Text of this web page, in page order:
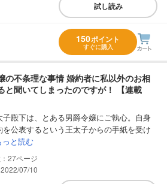
試し読み
150ポイント
すぐに購入
の不条理な事情 婚約者に私以外のお相
と聞いてしまったのですが！ 【連載
殿下は、とある男爵令嬢にご執心。自身
を公表するという王太子からの手紙を受け
っと読む
27
07/10